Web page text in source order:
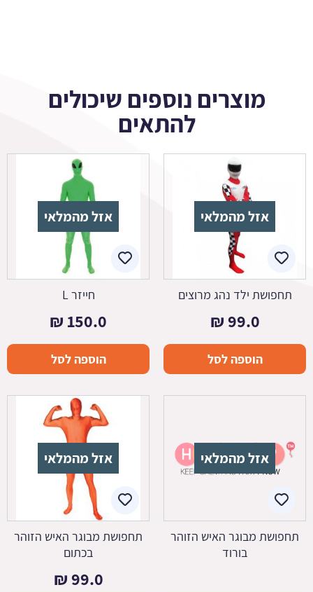
מוצרים נוספים שיכולים
להתאים
אזל מהמלאי
תחפושת ילד נהג מרוצים
99.0
₪
הוספה לסל
אזל מהמלאי
חייזר L
150.0
₪
הוספה לסל
אזל מהמלאי
תחפושת מבוגר האיש הזוהר
בורוד
אזל מהמלאי
תחפושת מבוגר האיש הזוהר
בכתום
99.0
₪